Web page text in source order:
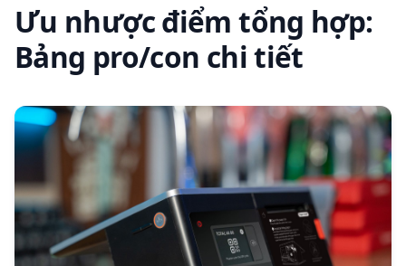
Ưu nhược điểm tổng hợp:
Bảng pro/con chi tiết